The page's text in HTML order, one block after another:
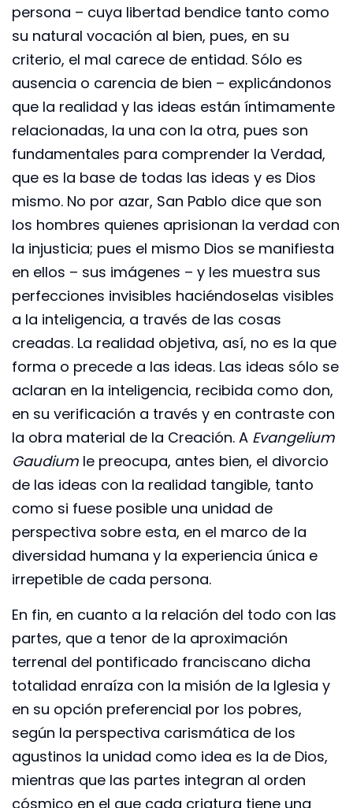
persona – cuya libertad bendice tanto como
su natural vocación al bien, pues, en su
criterio, el mal carece de entidad. Sólo es
ausencia o carencia de bien – explicándonos
que la realidad y las ideas están íntimamente
relacionadas, la una con la otra, pues son
fundamentales para comprender la Verdad,
que es la base de todas las ideas y es Dios
mismo. No por azar, San Pablo dice que son
los hombres quienes aprisionan la verdad con
la injusticia; pues el mismo Dios se manifiesta
en ellos – sus imágenes – y les muestra sus
perfecciones invisibles haciéndoselas visibles
a la inteligencia, a través de las cosas
creadas. La realidad objetiva, así, no es la que
forma o precede a las ideas. Las ideas sólo se
aclaran en la inteligencia, recibida como don,
en su verificación a través y en contraste con
la obra material de la Creación. A Evangelium
Gaudium le preocupa, antes bien, el divorcio
de las ideas con la realidad tangible, tanto
como si fuese posible una unidad de
perspectiva sobre esta, en el marco de la
diversidad humana y la experiencia única e
irrepetible de cada persona.
En fin, en cuanto a la relación del todo con las
partes, que a tenor de la aproximación
terrenal del pontificado franciscano dicha
totalidad enraíza con la misión de la Iglesia y
en su opción preferencial por los pobres,
según la perspectiva carismática de los
agustinos la unidad como idea es la de Dios,
mientras que las partes integran al orden
cósmico en el que cada criatura tiene una